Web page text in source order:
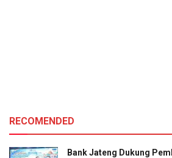
RECOMENDED
Bank Jateng Dukung